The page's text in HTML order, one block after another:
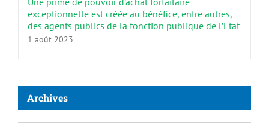
exceptionnelle est créée au bénéfice, entre autres,
des agents publics de la fonction publique de l’Etat
1 août 2023
Archives